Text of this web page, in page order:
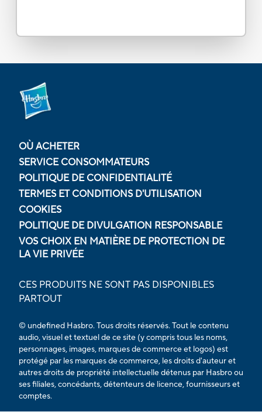
OÙ ACHETER
SERVICE CONSOMMATEURS
POLITIQUE DE CONFIDENTIALITÉ
TERMES ET CONDITIONS D'UTILISATION
COOKIES
POLITIQUE DE DIVULGATION RESPONSABLE
VOS CHOIX EN MATIÈRE DE PROTECTION DE
LA VIE PRIVÉE
CES PRODUITS NE SONT PAS DISPONIBLES
PARTOUT
© undefined Hasbro. Tous droits réservés. Tout le contenu
audio, visuel et textuel de ce site (y compris tous les noms,
personnages, images, marques de commerce et logos) est
protégé par les marques de commerce, les droits d'auteur et
autres droits de propriété intellectuelle détenus par Hasbro ou
ses filiales, concédants, détenteurs de licence, fournisseurs et
comptes.